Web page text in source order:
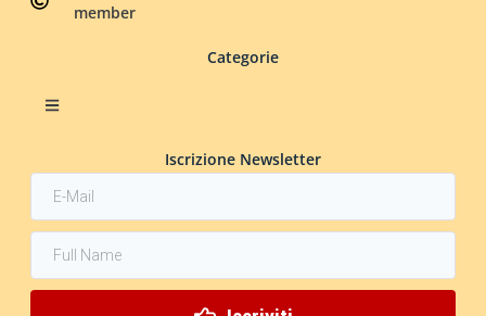
member
Categorie
Iscrizione Newsletter